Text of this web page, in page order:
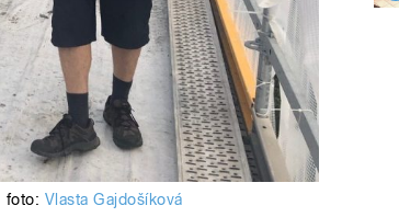
foto: Vlasta Gajdošíková